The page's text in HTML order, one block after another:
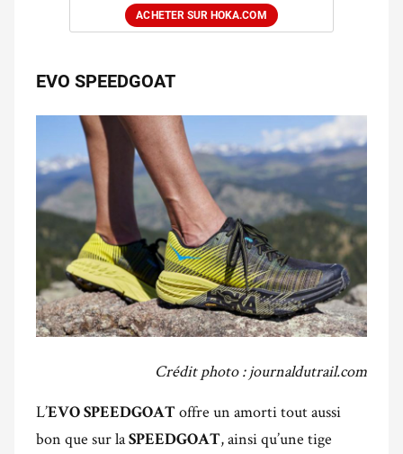
ACHETER SUR HOKA.COM
EVO SPEEDGOAT
Crédit photo : journaldutrail.com
L’EVO SPEEDGOAT offre un amorti tout aussi
bon que sur laSPEEDGOAT, ainsi qu’une tige